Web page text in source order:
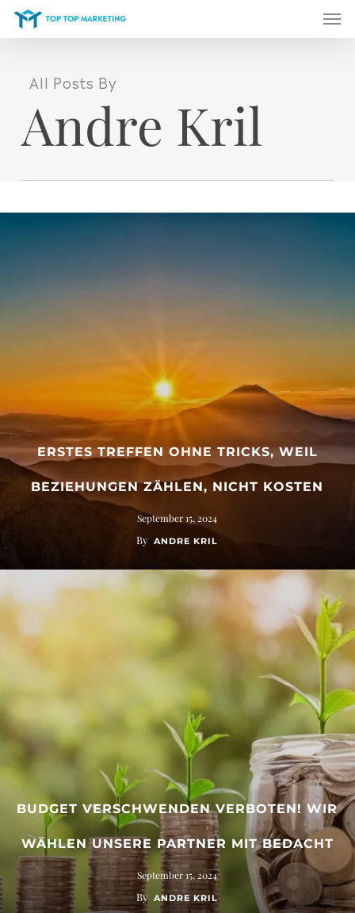
Skip
contentAll Posts By
Andre Kril
ERSTES TREFFEN OHNE TRICKS, WEIL
BEZIEHUNGEN ZÄHLEN, NICHT KOSTEN
September 15, 2024
By ANDRE KRIL
BUDGET VERSCHWENDEN VERBOTEN! WIR
WÄHLEN UNSERE PARTNER MIT BEDACHT
September 15, 2024
By ANDRE KRIL